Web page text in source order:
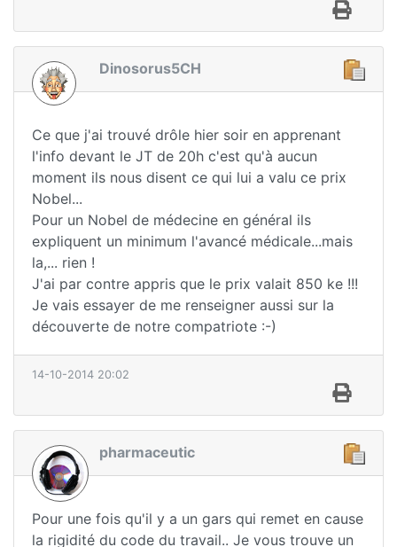
Dinosorus5CH
Ce que j'ai trouvé drôle hier soir en apprenant
l'info devant le JT de 20h c'est qu'à aucun
moment ils nous disent ce qui lui a valu ce prix
Nobel...
Pour un Nobel de médecine en général ils
expliquent un minimum l'avancé médicale...mais
la,... rien !
J'ai par contre appris que le prix valait 850 ke !!!
Je vais essayer de me renseigner aussi sur la
découverte de notre compatriote :-)
14-10-2014 20:02
pharmaceutic
Pour une fois qu'il y a un gars qui remet en cause
la rigidité du code du travail.. Je vous trouve un